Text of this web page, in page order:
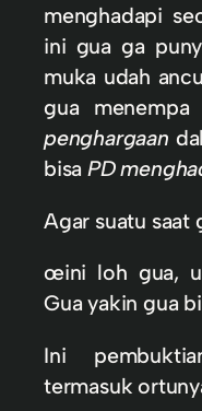
menghadapi
ini gua ga
muka udah
gua
penghargaan
bisaPD
Agar suatu saat
œini loh gua,
Gua yakin gua
Ini
termasuk